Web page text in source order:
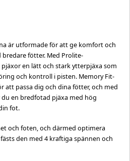
är utformade för att ge komfort och
fötter. Med Prolite-
en lätt och stark ytterpjäxa som
och kontroll i pisten. Memory Fit-
att passa dig och dina fötter, och med
en bredfotad pjäxa med hög
fot.
och foten, och därmed optimera
den med 4 kraftiga spännen och